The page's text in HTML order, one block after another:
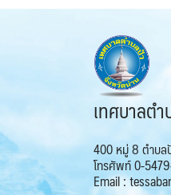
เทศบาลต
400 หมู่ 8 ตำบล
โทรศัพท์ 0-
Email :